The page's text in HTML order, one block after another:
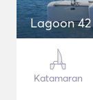
Lagoon 42
Katamaran